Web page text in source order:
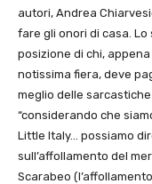
autori, Andrea
fare gli onori di casa.
posizione di chi,
notissima fiera, deve
meglio delle
“considerando che
Little Italy… possiamo
sull’affollamento del
Scarabeo